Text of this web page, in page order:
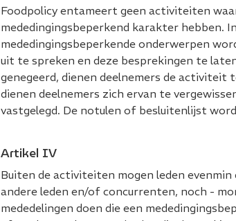
Foodpolicy entameert geen activiteiten
mededingingsbeperkend karakter hebben.
mededingingsbeperkende onderwerpen
uit te spreken en deze besprekingen te
genegeerd, dienen deelnemers de
dienen deelnemers zich ervan te
vastgelegd. De notulen of besluitenlijst
Artikel IV
Buiten de activiteiten mogen leden
andere leden en/of concurrenten, noch -
mededelingen doen die een mededingingsbep